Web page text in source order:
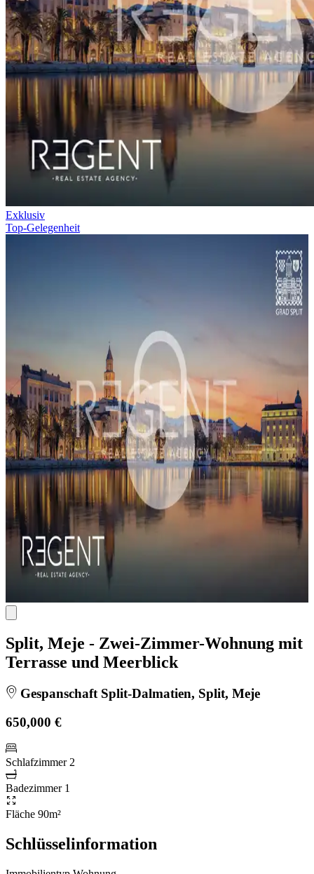
Exklusiv
Top-Gelegenheit
Split, Meje - Zwei-Zimmer-Wohnung mit
Terrasse und Meerblick
Gespanschaft Split-Dalmatien, Split, Meje
650,000 €
Schlafzimmer 2
Badezimmer 1
Fläche 90m²
Schlüsselinformation